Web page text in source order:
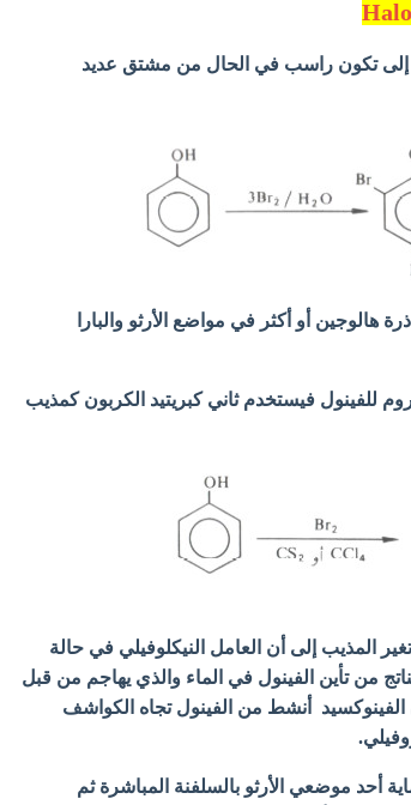
إلى تكون راسب في الحال من مشتق عديد
أو أكثر في مواضع الأرثو والبارا
للفينول فيستخدم ثاني كبريتيد الكربون كمذيب
المذيب إلى أن العامل النيكلوفيلي في حالة
من تأين الفينول في الماء والذي يهاجم من قبل
أنشط من الفينول تجاه الكواشف
أحد موضعي الأرثو بالسلفنة المباشرة ثم